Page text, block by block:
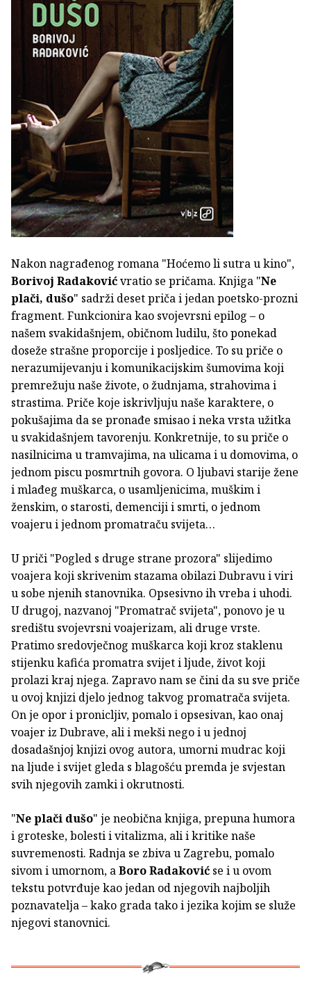
Nakon nagrađenog romana "Hoćemo li sutra u kino",
Borivoj Radakovićvratio se pričama. Knjiga "Ne
plači, dušo" sadrži deset priča i jedan poetsko-prozni
fragment. Funkcionira kao svojevrsni epilog – o
našem svakidašnjem, običnom ludilu, što ponekad
doseže strašne proporcije i posljedice. To su priče o
nerazumijevanju i komunikacijskim šumovima koji
premrežuju naše živote, o žudnjama, strahovima i
strastima. Priče koje iskrivljuju naše karaktere, o
pokušajima da se pronađe smisao i neka vrsta užitka
u svakidašnjem tavorenju. Konkretnije, to su priče o
nasilnicima u tramvajima, na ulicama i u domovima, o
jednom piscu posmrtnih govora. O ljubavi starije žene
i mlađeg muškarca, o usamljenicima, muškim i
ženskim, o starosti, demenciji i smrti, o jednom
voajeru i jednom promatraču svijeta…
U priči "Pogled s druge strane prozora" slijedimo
voajera koji skrivenim stazama obilazi Dubravu i viri
u sobe njenih stanovnika. Opsesivno ih vreba i uhodi.
U drugoj, nazvanoj "Promatrač svijeta", ponovo je u
središtu svojevrsni voajerizam, ali druge vrste.
Pratimo sredovječnog muškarca koji kroz staklenu
stijenku kafića promatra svijet i ljude, život koji
prolazi kraj njega. Zapravo nam se čini da su sve priče
u ovoj knjizi djelo jednog takvog promatrača svijeta.
On je opor i pronicljiv, pomalo i opsesivan, kao onaj
voajer iz Dubrave, ali i mekši nego i u jednoj
dosadašnjoj knjizi ovog autora, umorni mudrac koji
na ljude i svijet gleda s blagošću premda je svjestan
svih njegovih zamki i okrutnosti.
"Ne plači dušo" je neobična knjiga, prepuna humora
i groteske, bolesti i vitalizma, ali i kritike naše
suvremenosti. Radnja se zbiva u Zagrebu, pomalo
sivom i umornom, aBoro Radaković se i u ovom
tekstu potvrđuje kao jedan od njegovih najboljih
poznavatelja – kako grada tako i jezika kojim se služe
njegovi stanovnici.